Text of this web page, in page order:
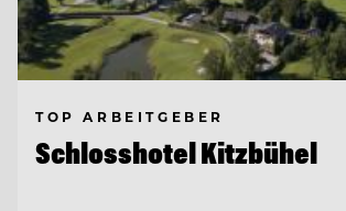
TOP ARBEITGEBER
Schlosshotel Kitzbühel